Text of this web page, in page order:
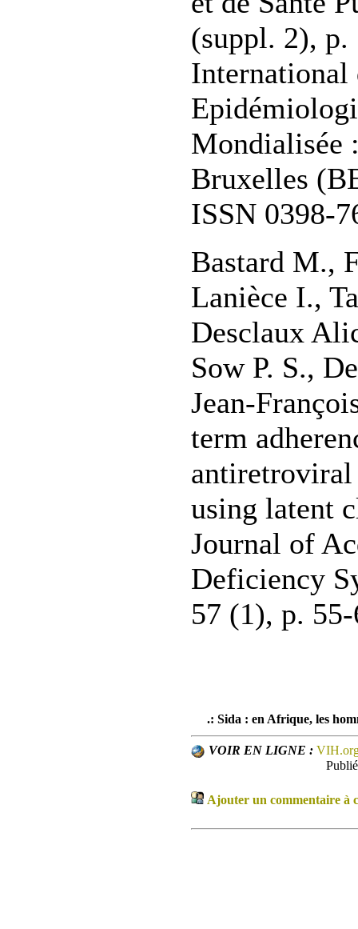
(suppl. 2), p.
International
Mondialisée
Bruxelles
ISSN 0398-
Bastard M.,
Lanièce I.,
Desclaux
Sow P. S.,
Jean-
term
antiretroviral
using latent
Journal of
Deficiency
57 (1), p.
.: Sida : en Afrique, les
VOIR EN LIGNE :
Ajouter un commentaire à